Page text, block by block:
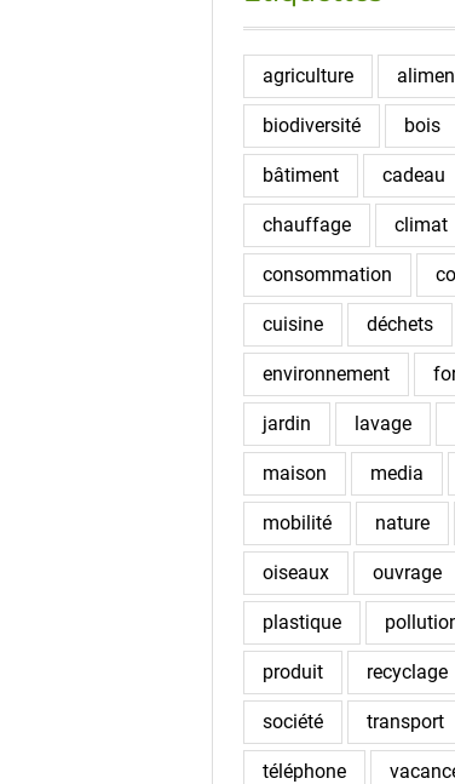
agriculture
biodiversité bois
bâtiment cadeau
chauffage climat
consommation
cuisine déchets
environnement
jardin lavage
maison media
mobilité nature
oiseaux ouvrage
plastique
produit recyclage
société transport
téléphone